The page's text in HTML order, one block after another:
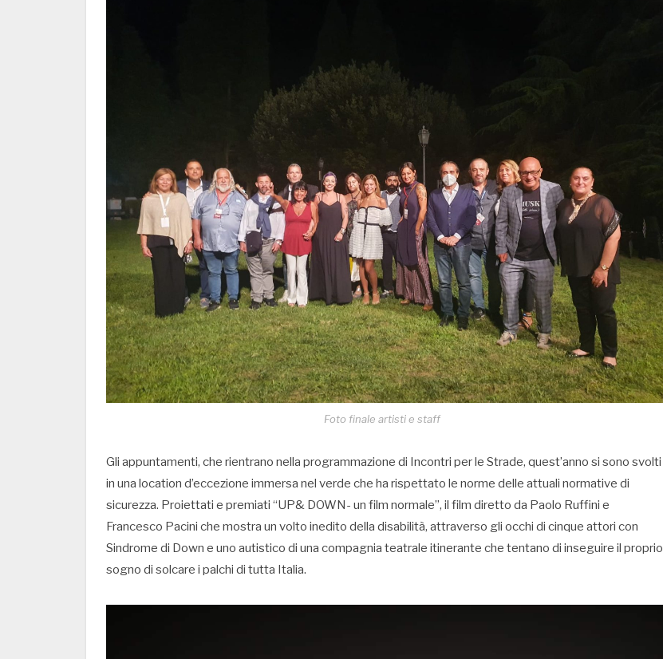
Foto finale artisti e staff
Gli appuntamenti, che rientrano nella programmazione di Incontri per le Strade, quest’anno si sono svolti
in una location d’eccezione immersa nel verde che ha rispettato le norme delle attuali normative di
sicurezza. Proiettati e premiati “UP& DOWN- un film normale”, il film diretto da Paolo Ruffini e
Francesco Pacini che mostra un volto inedito della disabilità, attraverso gli occhi di cinque attori con
Sindrome di Down e uno autistico di una compagnia teatrale itinerante che tentano di inseguire il proprio
sogno di solcare i palchi di tutta Italia.